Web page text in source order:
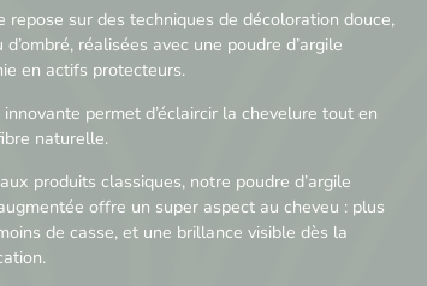
repose sur des techniques de décoloration douce,
réalisées avec une poudre d’argile
en actifs protecteurs.
permet d’éclaircir la chevelure tout en
naturelle.
produits classiques, notre poudre d’argile
offre un super aspect au cheveu : plus
de casse, et une brillance visible dès la